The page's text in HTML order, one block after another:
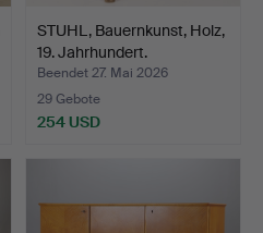
STUHL, Bauernkunst, Holz,
19. Jahrhundert.
Beendet 27. Mai 2026
29 Gebote
254 USD